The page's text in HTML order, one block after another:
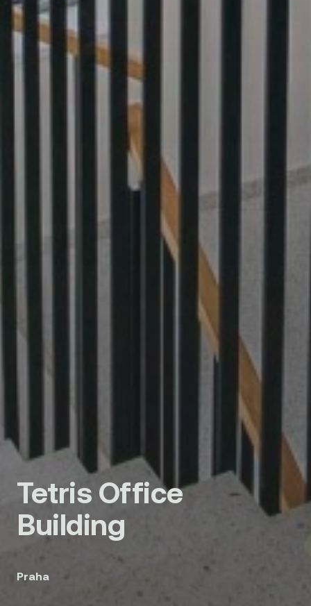
Tetris Office
Building
Praha